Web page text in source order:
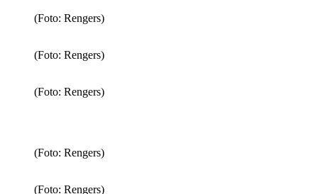
(Foto: Rengers)
(Foto: Rengers)
(Foto: Rengers)
(Foto: Rengers)
(Foto: Rengers)